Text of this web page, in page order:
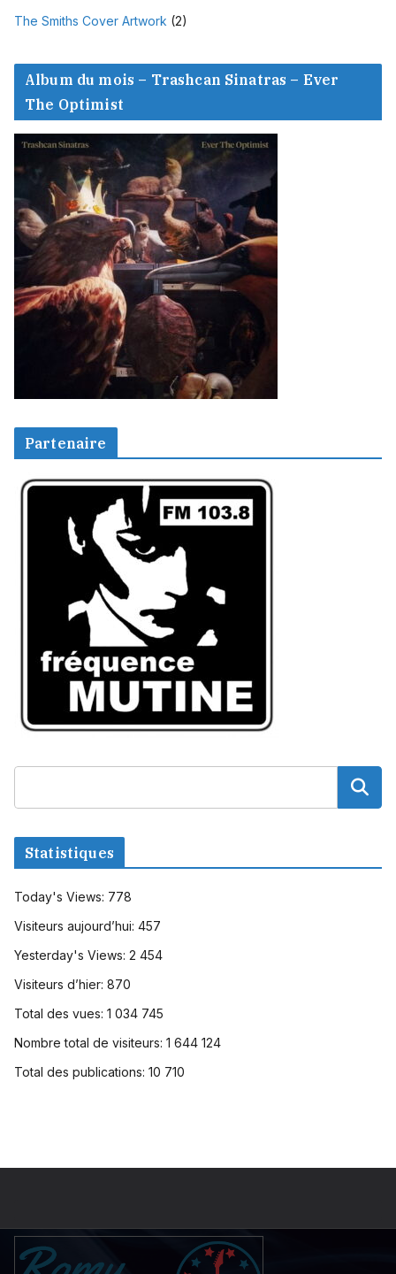
The Smiths Cover Artwork (2)
Album du mois – Trashcan Sinatras – Ever
The Optimist
Partenaire
Statistiques
Today's Views: 778
Visiteurs aujourd’hui: 457
Yesterday's Views: 2 454
Visiteurs d’hier: 870
Total des vues: 1 034 745
Nombre total de visiteurs: 1 644 124
Total des publications: 10 710